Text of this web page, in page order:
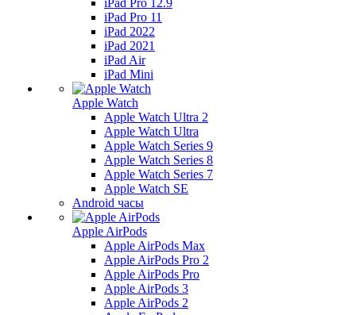
iPad Pro 12.9
iPad Pro 11
iPad 2022
iPad 2021
iPad Air
iPad Mini
Apple Watch
Apple Watch Ultra 2
Apple Watch Ultra
Apple Watch Series 9
Apple Watch Series 8
Apple Watch Series 7
Apple Watch SE
Android часы
Apple AirPods
Apple AirPods Max
Apple AirPods Pro 2
Apple AirPods Pro
Apple AirPods 3
Apple AirPods 2